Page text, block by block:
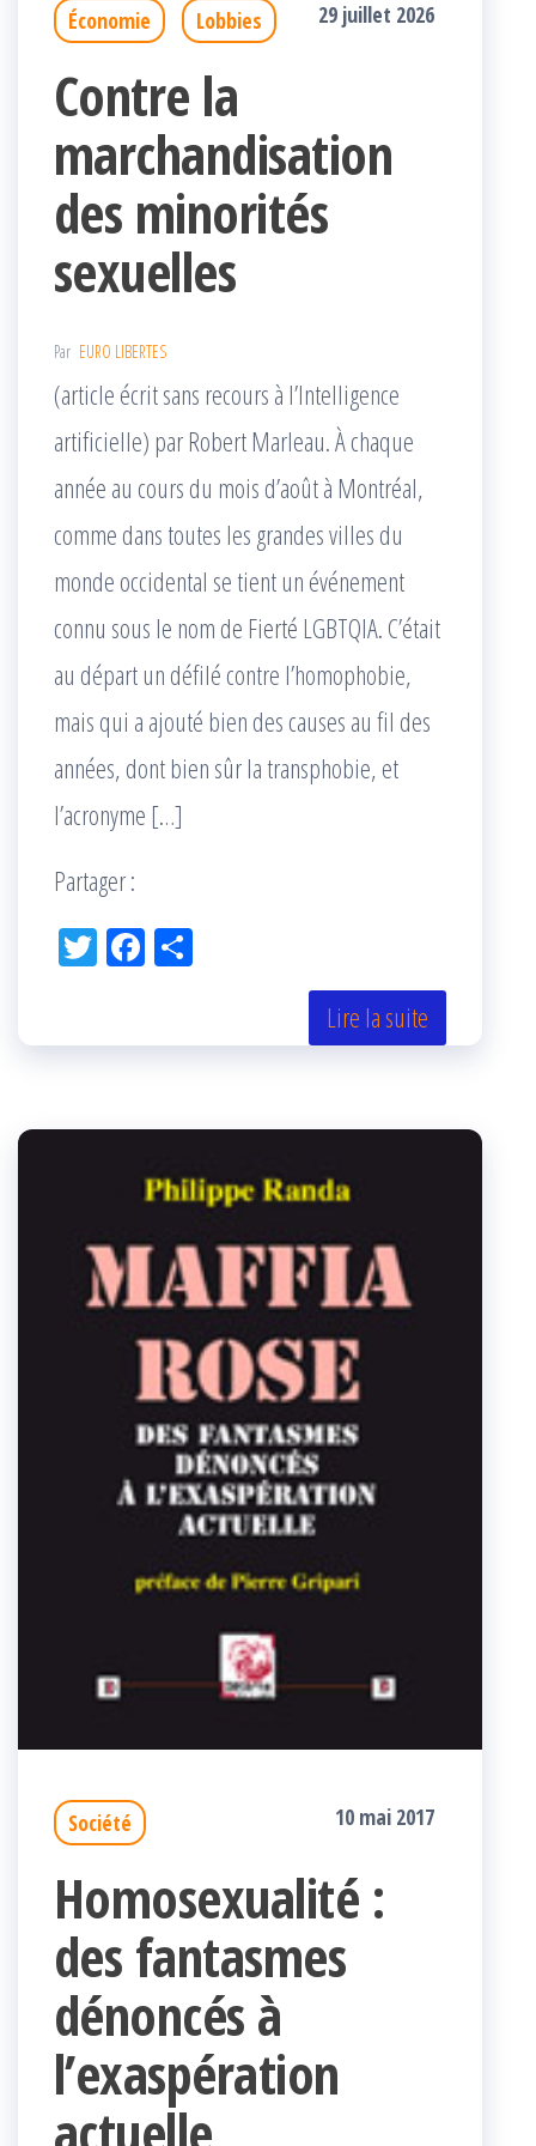
Économie Lobbies 29 juillet 2026
Contre la
marchandisation
des minorités
sexuelles
Par EURO LIBERTES
(article écrit sans recours à l’Intelligence
artificielle) par Robert Marleau. À chaque
année au cours du mois d’août à Montréal,
comme dans toutes les grandes villes du
monde occidental se tient un événement
connu sous le nom de Fierté LGBTQIA. C’était
au départ un défilé contre l’homophobie,
mais qui a ajouté bien des causes au fil des
années, dont bien sûr la transphobie, et
l’acronyme […]
Partager :
Tw Fac
k r
Lire la suite
Société 10 mai 2017
Homosexualité :
des fantasmes
dénoncés à
l’exaspération